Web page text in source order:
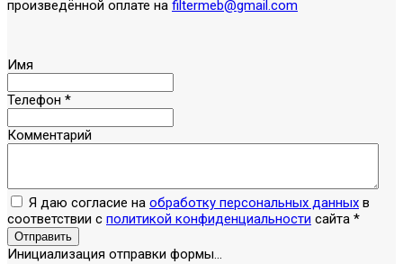
произведённой оплате на filtermeb@gmail.com
Имя
Телефон *
Комментарий
Я даю согласие на обработку персональных данных в
соответствии с политикой конфиденциальности сайта *
Отправить
Инициализация отправки формы...